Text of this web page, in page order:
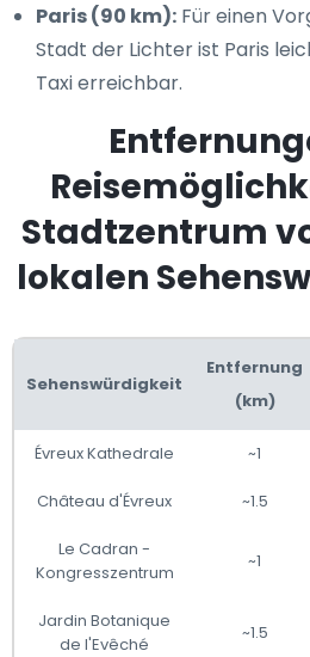
Paris (90 km): Für einen
Stadt der Lichter ist Paris
Taxi erreichbar.
Stadtzentrum
lokalen
Sehenswürdigkeit
Entfernung
(km)
Évreux Kathedrale ~1
Château d'Évreux ~1.5
Le Cadran -
Kongresszentrum
~1
Jardin Botanique
de l'Evêché
~1.5